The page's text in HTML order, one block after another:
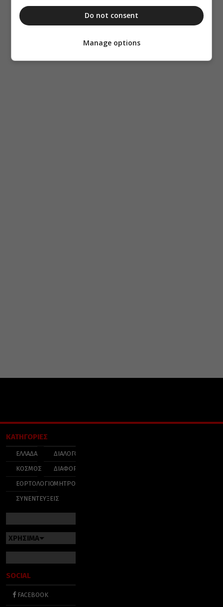
ΚΑΤΗΓΟΡΙΕΣ
ΕΛΛΑΔΑ
ΚΟΣΜΟΣ
ΕΟΡΤΟΛΟΓΙΟ
ΣΥΝΕΝΤΕΥΞΕΙΣ
ΔΙΑΛΟΓΟΣ
ΔΙΑΦΟΡΑ
ΜΗΤΡΟΠΟΛΕΙΣ
ΧΡΗΣΙΜΑ
SOCIAL
FACEBOOK
Do not consent
Manage options